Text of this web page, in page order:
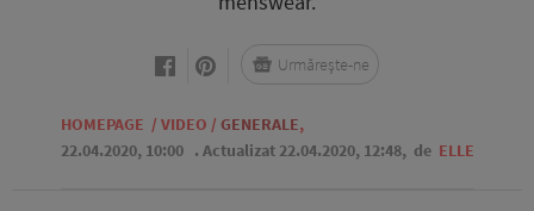
HOMEPAGE / VIDEO / GENERALE,
22.04.2020, 10:00 . Actualizat 22.04.2020, 12:48, de ELLE
Urmărește-ne